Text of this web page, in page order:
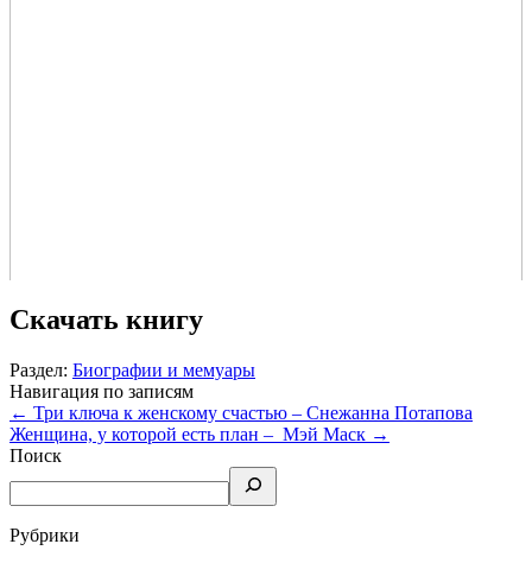
Скачать книгу
Раздел: Биографии и мемуары
Навигация по записям
← Три ключа к женскому счастью – Снежанна Потапова
Женщина, у которой есть план – Мэй Маск →
Поиск
Рубрики